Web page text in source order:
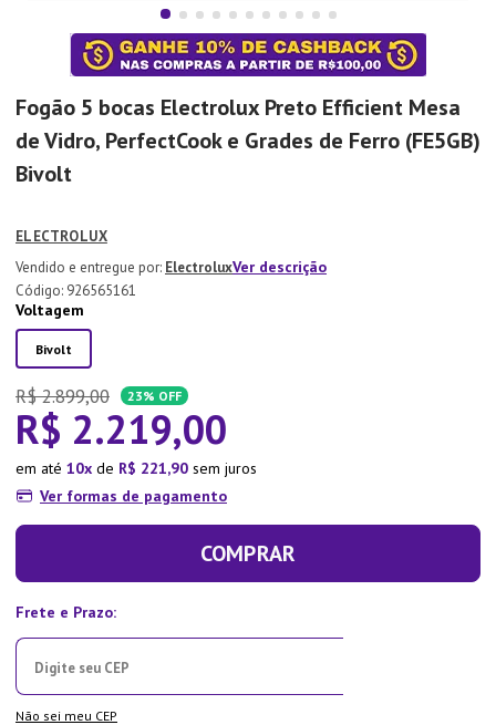
Fogão 5 bocas Electrolux Preto Efficient Mesa
de Vidro, PerfectCook e Grades de Ferro (FE5GB)
Bivolt
ELECTROLUX
ElectroluxVer descrição
: 926565161
Voltagem
Bivolt
R$ 2.899,00 23% OFF
R$ 2.219,00
em até 10 de R$ 221,90 sem juros
Ver formas de pagamento
COMPRAR
Não sei meu CEP
Tapete